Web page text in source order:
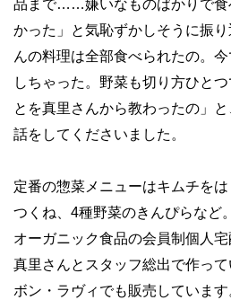
品まで……嫌いなものばかりで食
かった」と気恥ずかしそうに振
んの料理は全部食べられたの。
しちゃった。野菜も切り方ひと
とを真里さんから教わったの」
話をしてくださいました。
定番の惣菜メニューはキムチを
つくね、4種野菜のきんぴらなど
オーガニック食品の会員制個人宅
真里さんとスタッフ総出で作っ
ボン・ラヴィでも販売しています